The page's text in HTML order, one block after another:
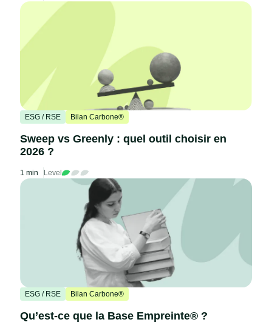
ESG / RSE Bilan Carbone®
Sweep vs Greenly : quel outil choisir en
2026 ?
1 min Level
ESG / RSE Bilan Carbone®
Qu’est-ce que la Base Empreinte® ?